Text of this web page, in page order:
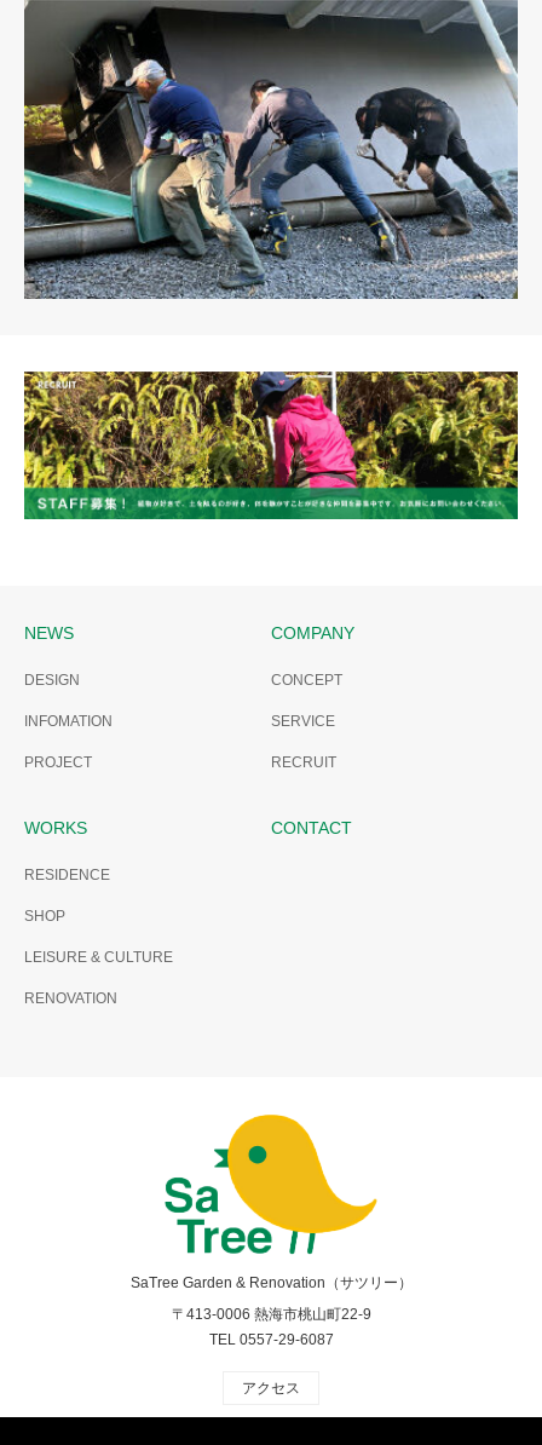
COMPANY
NEWS
DESIGN
INFOMATION
PROJECT
COMPANY
CONCEPT
SERVICE
RECRUIT
WORKS
RESIDENCE
SHOP
LEISURE & CULTURE
RENOVATION
CONTACT
SaTree Garden & Renovation（サツリー）
〒413-0006 熱海市桃山町22-9
TEL 0557-29-6087
アクセス